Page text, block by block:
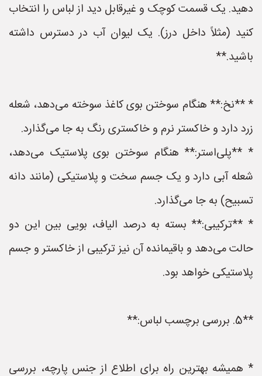
دهید. یک قسمت کوچک و غیرقابل دید از لباس را انتخاب
کنید (مثلاً داخل درز). یک لیوان آب در دسترس داشته
باشید.**
* **نخ:** هنگام سوختن بوی کاغذ سوخته می‌دهد، شعله
زرد دارد و خاکستر نرم و خاکستری رنگ به جا می‌گذارد.
* **پلی‌استر:** هنگام سوختن بوی پلاستیک می‌دهد،
شعله آبی دارد و یک جسم سخت و پلاستیکی (مانند دانه
تسبیح) به جا می‌گذارد.
* **ترکیبی:** بسته به درصد الیاف، بویی بین این دو
حالت می‌دهد و باقیمانده آن نیز ترکیبی از خاکستر و جسم
پلاستیکی خواهد بود.
**5. بررسی برچسب لباس:**
* همیشه بهترین راه برای اطلاع از جنس پارچه، بررسی